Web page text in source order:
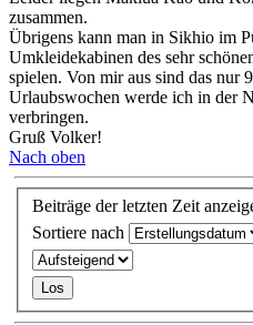
zusammen.
Übrigens kann man in Sikhio im
Umkleidekabinen des sehr
spielen. Von mir aus sind das nur
Urlaubswochen werde ich in der
verbringen.
Gruß Volker!
Nach oben
Beiträge der letzten Zeit
Sortiere nach